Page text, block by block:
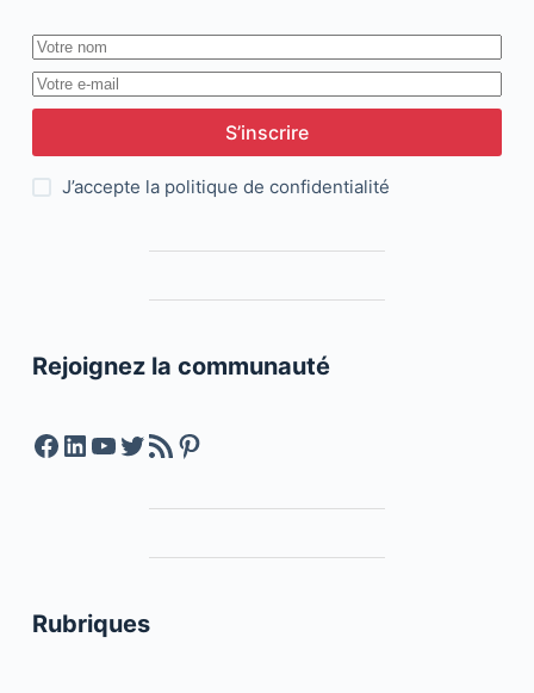
S’inscrire
J’accepte la politique de confidentialité
Rejoignez la communauté
Facebook
LinkedIn
YouTube
Twitter
Feed RSSPinterest
Rubriques